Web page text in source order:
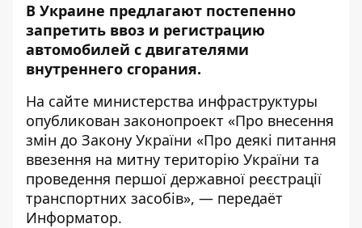
В Украине предлагают постепенно
запретить ввоз и регистрацию
автомобилей с двигателями
внутреннего сгорания.
На сайте министерства инфраструктуры
опубликован законопроект «Про внесення
змін до Закону України «Про деякі питання
ввезення на митну територію України та
проведення першої державної реєстрації
транспортних засобів», — передаёт
Информатор.